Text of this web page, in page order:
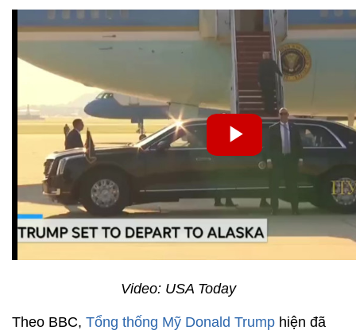
Video: USA Today
Theo BBC, Tổng thống Mỹ Donald Trump hiện đã